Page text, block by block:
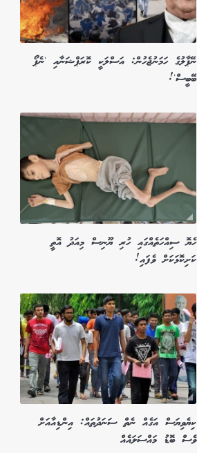
ނޭޕާލުގެ ހަމަނުޖެހުން: އަސްލަކީ ކޮރަޕްޝަނާއި 'ނެޕޯ
ބޭބީސް'!
ހެޔޮ ސިއްހަތެއްގައި ހުރި ޔޫނިސް މިއަދު އޮތީ
ކަށިކޮޅަކަށް ވެފައި!
ކިޔެވިޔަސް އަގެއް ނެތް ސަނަދުތައް: އިންޑިއާއަށް
ވެސް ބޮޑު މައްސަލައެއް